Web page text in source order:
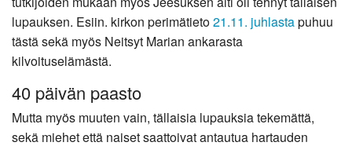
lupauksen. Esiin. kirkon perimätieto21.11. juhlastapuhuu
tästä sekä myös Neitsyt Marian ankarasta
kilvoituselämästä.
40 päivän paasto
Mutta myös muuten vain, tällaisia lupauksia tekemättä,
sekä miehet että naiset saattoivat antautua hartauden